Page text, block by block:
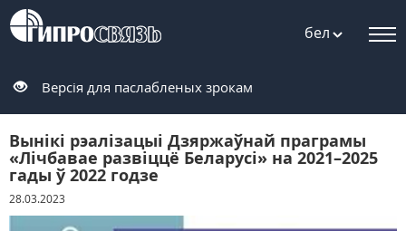
бел
Версія для паслабленых зрокам
Вынікі рэалізацыі Дзяржаўнай праграмы
«Лічбавае развіццё Беларусі» на 2021–2025
гады ў 2022 годзе
28.03.2023